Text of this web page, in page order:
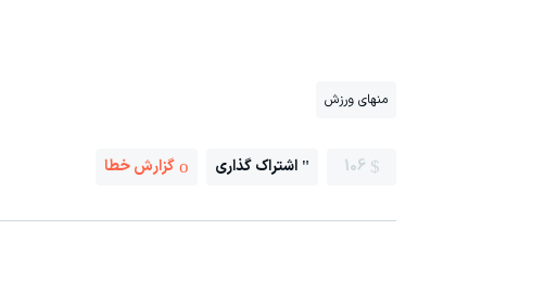
منهای ورزش
106 اشتراک گذاری گزارش خطا